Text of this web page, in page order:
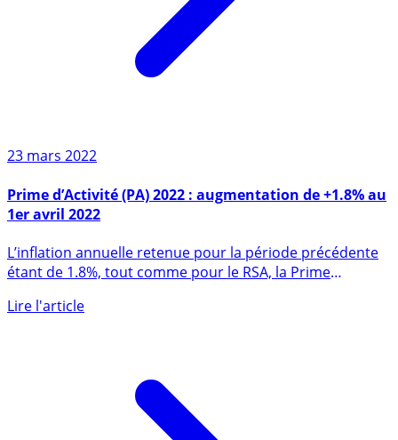
23 mars 2022
1er avril 2022
étant de 1.8%, tout comme pour le RSA, la Prime